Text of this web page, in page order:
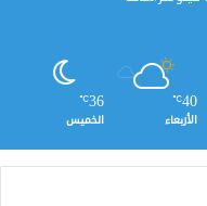
40
℃
الأربعاء
36
℃
الخميس